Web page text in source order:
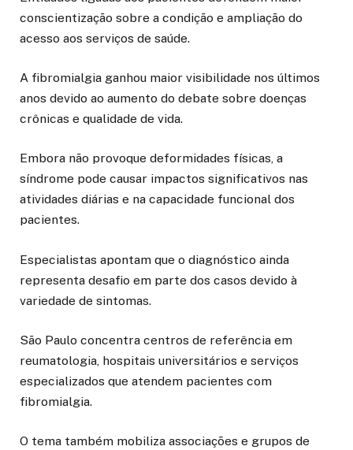
conscientização sobre a condição e ampliação do
acesso aos serviços de saúde.
A fibromialgia ganhou maior visibilidade nos últimos
anos devido ao aumento do debate sobre doenças
crônicas e qualidade de vida.
Embora não provoque deformidades físicas, a
síndrome pode causar impactos significativos nas
atividades diárias e na capacidade funcional dos
pacientes.
Especialistas apontam que o diagnóstico ainda
representa desafio em parte dos casos devido à
variedade de sintomas.
São Paulo concentra centros de referência em
reumatologia, hospitais universitários e serviços
especializados que atendem pacientes com
fibromialgia.
O tema também mobiliza associações e grupos de